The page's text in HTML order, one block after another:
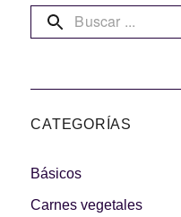
¡A dipear!
CATEGORÍAS
Básicos
Carnes vegetales